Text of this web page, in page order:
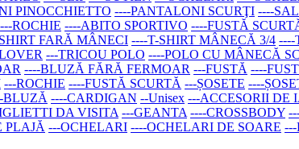
PINOCCHIETTO ----PANTALONI SCURŢI ----
---ROCHIE ----ABITO SPORTIVO ----FUSTĂ
FARĂ MÂNECI ----T-SHIRT MÂNECĂ 3/4 ----
---TRICOU POLO ----POLO CU MÂNECĂ
----BLUZĂ FĂRĂ FERMOAR ---FUSTĂ ----
---ROCHIE ----FUSTĂ SCURTĂ ---ȘOSETE ----
BLUZĂ ----CARDIGAN --Unisex ---ACCESORII DE
DA VISITA ---GEANTA ----CROSSBODY
PLAJĂ ---OCHELARI ----OCHELARI DE SOARE